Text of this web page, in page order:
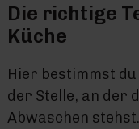
Die richtige
Küche
Hier bestimmst
der Stelle, an der
Abwaschen